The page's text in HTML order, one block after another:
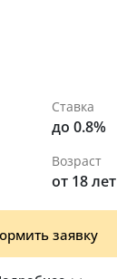
Ставка
до 0.8%
Возраст
от 18 лет
заявку